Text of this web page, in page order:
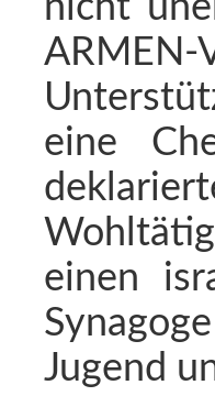
eine
einen
Jugend